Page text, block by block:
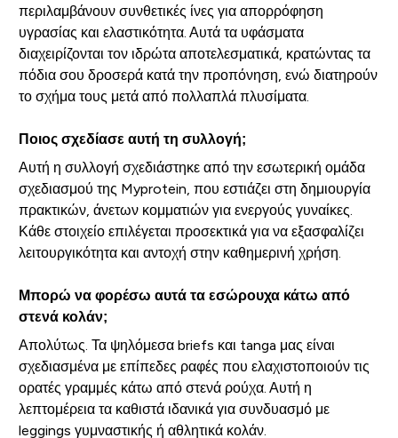
περιλαμβάνουν συνθετικές ίνες για απορρόφηση
υγρασίας και ελαστικότητα. Αυτά τα υφάσματα
διαχειρίζονται τον ιδρώτα αποτελεσματικά, κρατώντας τα
πόδια σου δροσερά κατά την προπόνηση, ενώ διατηρούν
το σχήμα τους μετά από πολλαπλά πλυσίματα.
Ποιος σχεδίασε αυτή τη συλλογή;
Αυτή η συλλογή σχεδιάστηκε από την εσωτερική ομάδα
σχεδιασμού της Myprotein, που εστιάζει στη δημιουργία
πρακτικών, άνετων κομματιών για ενεργούς γυναίκες.
Κάθε στοιχείο επιλέγεται προσεκτικά για να εξασφαλίζει
λειτουργικότητα και αντοχή στην καθημερινή χρήση.
Μπορώ να φορέσω αυτά τα εσώρουχα κάτω από
στενά κολάν;
Απολύτως. Τα ψηλόμεσα briefs και tanga μας είναι
σχεδιασμένα με επίπεδες ραφές που ελαχιστοποιούν τις
ορατές γραμμές κάτω από στενά ρούχα. Αυτή η
λεπτομέρεια τα καθιστά ιδανικά για συνδυασμό με
leggings γυμναστικής ή αθλητικά κολάν.